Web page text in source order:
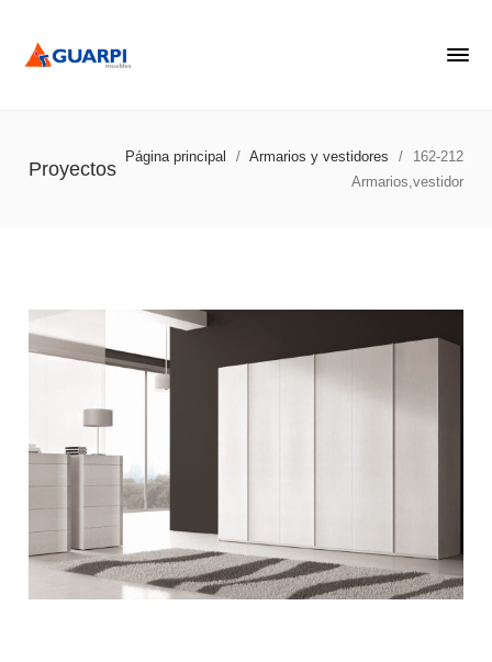
Proyectos
Página principal / Armarios y vestidores /
162-212
Armarios,vestidor